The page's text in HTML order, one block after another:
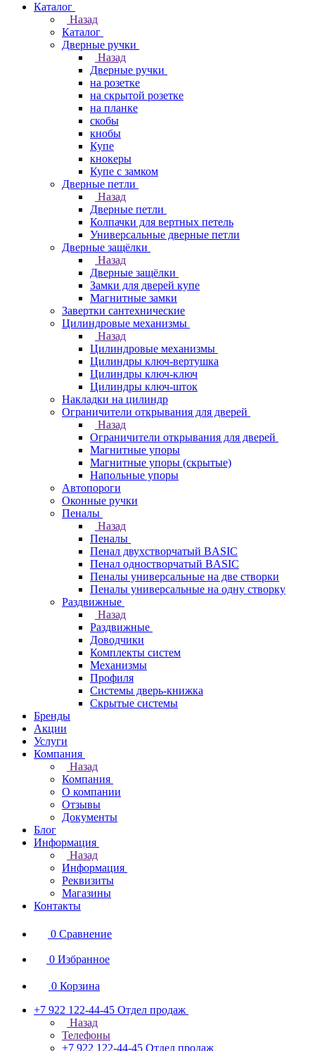
Каталог
Назад
Каталог
Дверные ручки
Назад
Дверные ручки
на розетке
на скрытой розетке
на планке
скобы
кнобы
Купе
кнокеры
Купе с замком
Дверные петли
Назад
Дверные петли
Колпачки для вертных петель
Универсальные дверные петли
Дверные защёлки
Назад
Дверные защёлки
Замки для дверей купе
Магнитные замки
Завертки сантехнические
Цилиндровые механизмы
Назад
Цилиндровые механизмы
Цилиндры ключ-вертушка
Цилиндры ключ-ключ
Цилиндры ключ-шток
Накладки на цилиндр
Ограничители открывания для дверей
Назад
Ограничители открывания для дверей
Магнитные упоры
Магнитные упоры (скрытые)
Напольные упоры
Автопороги
Оконные ручки
Пеналы
Назад
Пеналы
Пенал двухстворчатый BASIC
Пенал одностворчатый BASIC
Пеналы универсальные на две створки
Пеналы универсальные на одну створку
Раздвижные
Назад
Раздвижные
Доводчики
Комплекты систем
Механизмы
Профиля
Системы дверь-книжка
Скрытые системы
Бренды
Акции
Услуги
Компания
Назад
Компания
О компании
Отзывы
Документы
Блог
Информация
Назад
Информация
Реквизиты
Магазины
Контакты
0 Сравнение
0 Избранное
0 Корзина
+7 922 122-44-45 Отдел продаж
Назад
Телефоны
+7 922 122-44-45 Отдел продаж